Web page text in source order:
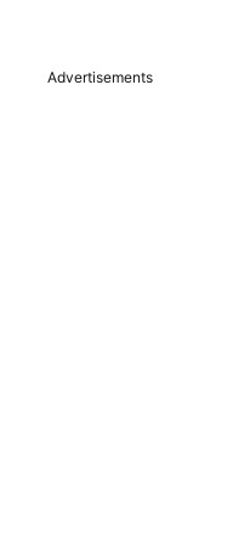
Advertisements